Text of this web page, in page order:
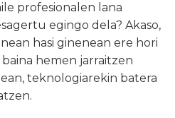
profesionalen lana
egingo dela? Akaso,
hasi ginenean ere hori
hemen jarraitzen
teknologiarekin batera